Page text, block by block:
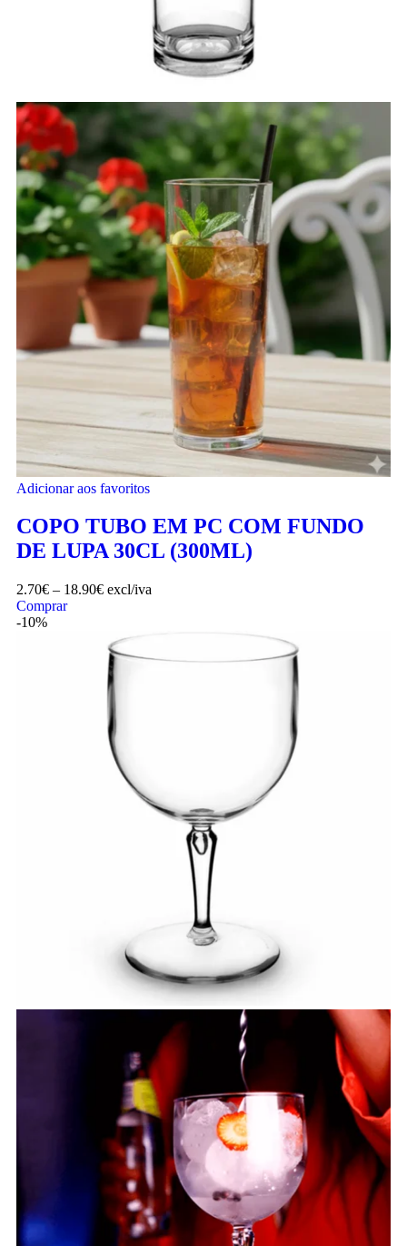
Adicionar aos favoritos
COPO TUBO EM PC COM FUNDO
DE LUPA 30CL (300ML)
2.70€ – 18.90€ excl/iva
Comprar
-10%